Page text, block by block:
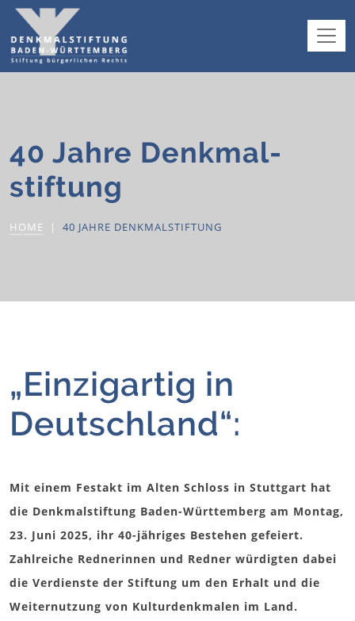
40 Jahre Denkmal­
stiftung
HOME 40 JAHRE DENKMAL­STIFTUNG
„Einzigartig in
Deutschland“:
Mit einem Festakt im Alten Schloss in Stuttgart hat
die Denkmalstiftung Baden-Württemberg am Montag,
23. Juni 2025, ihr 40-jähriges Bestehen gefeiert.
Zahlreiche Rednerinnen und Redner würdigten dabei
die Verdienste der Stiftung um den Erhalt und die
Weiternutzung von Kulturdenkmalen im Land.